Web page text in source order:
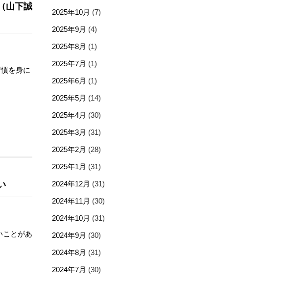
山下誠
を身に
ことがあ
2025年10月 (7)
2025年9月 (4)
2025年8月 (1)
2025年7月 (1)
2025年6月 (1)
2025年5月 (14)
2025年4月 (30)
2025年3月 (31)
2025年2月 (28)
2025年1月 (31)
2024年12月 (31)
2024年11月 (30)
2024年10月 (31)
2024年9月 (30)
2024年8月 (31)
2024年7月 (30)